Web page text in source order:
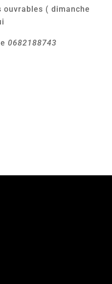
ouvrables ( dimanche
0682188743